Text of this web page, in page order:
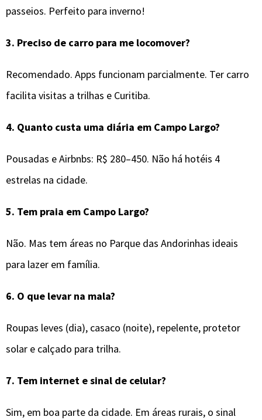
passeios. Perfeito para inverno!
3. Preciso de carro para me locomover?
Recomendado. Apps funcionam parcialmente. Ter carro
facilita visitas a trilhas e Curitiba.
4. Quanto custa uma diária em Campo Largo?
Pousadas e Airbnbs: R$ 280–450. Não há hotéis 4
estrelas na cidade.
5. Tem praia em Campo Largo?
Não. Mas tem áreas no Parque das Andorinhas ideais
para lazer em família.
6. O que levar na mala?
Roupas leves (dia), casaco (noite), repelente, protetor
solar e calçado para trilha.
7. Tem internet e sinal de celular?
Sim, em boa parte da cidade. Em áreas rurais, o sinal